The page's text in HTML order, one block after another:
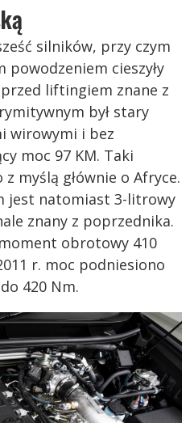
silników, przy czym
powodzeniem cieszyły
liftingiem znane z
był stary
wirowymi i bez
moc 97 KM. Taki
myślą głównie o Afryce.
jest natomiast 3-litrowy
znany z poprzednika.
obrotowy 410
r. moc podniesiono
420 Nm.